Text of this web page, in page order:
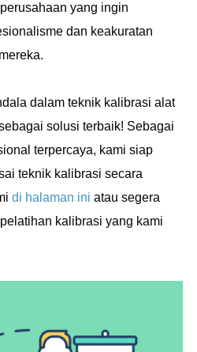
yang ingin
dan keakuratan
dalam teknik kalibrasi alat
solusi terbaik! Sebagai
terpercaya, kami siap
teknik kalibrasi secara
di halaman ini atau segera
kalibrasi yang kami